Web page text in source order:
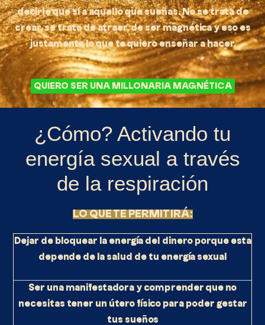
decirle que sí a aquello que sueñas. No se trata de
crear, se trata de atraer, de ser magnética y eso es
justamente lo que te quiero enseñar a hacer.
QUIERO SER UNA MILLONARIA MAGNÉTICA
¿Cómo? Activando tu
energía sexual a través
de la respiración
LO QUE TE PERMITIRÁ:
Dejar de bloquear la energía del dinero porque esta
depende de la salud de tu energía sexual
Ser una manifestadora y comprender que no
necesitas tener un útero físico para poder gestar
tus sueños